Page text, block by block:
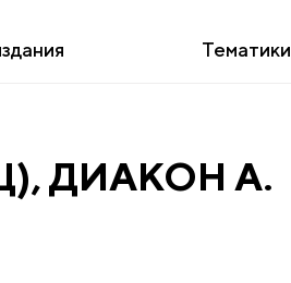
Тематики
ДИАКОН А.